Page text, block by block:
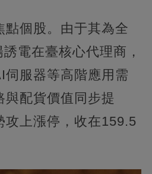
點個股。由于其為全
電在臺核心代理商，
伺服器等高階應用需
配貨價值同步提
攻上漲停，收在159.5